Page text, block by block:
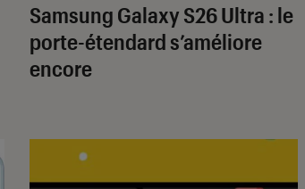
Samsung Galaxy S26 Ultra : le
porte-étendard s’améliore
encore